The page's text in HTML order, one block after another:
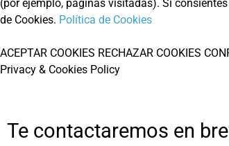
(por ejemplo, páginas visitadas). Si
de Cookies. Política de Cookies
ACEPTAR COOKIES RECHAZAR COOKIES
Privacy & Cookies Policy
Te contactaremos en